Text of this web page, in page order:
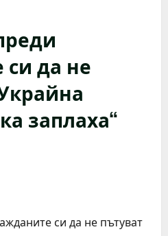
си да не
заплаха“